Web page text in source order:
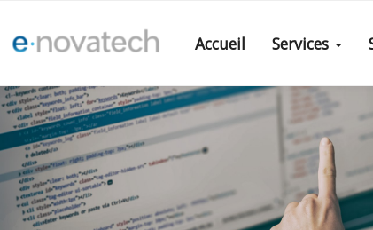
Accueil Services